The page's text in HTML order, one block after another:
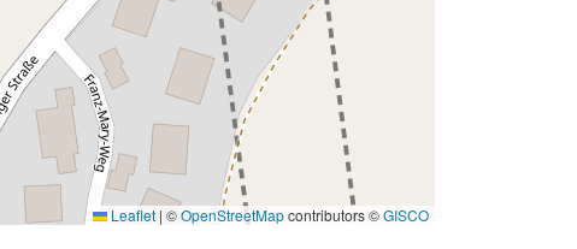
Leaflet | ©OpenStreetMapcontributors ©GISCO